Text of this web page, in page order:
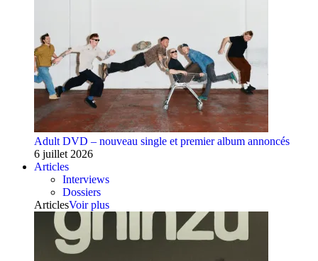
Adult DVD – nouveau single et premier album annoncés
6 juillet 2026
Articles
Interviews
Dossiers
ArticlesVoir plus